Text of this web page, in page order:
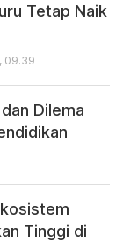
Tetap Naik
09.39
Dilema
Tinggi di